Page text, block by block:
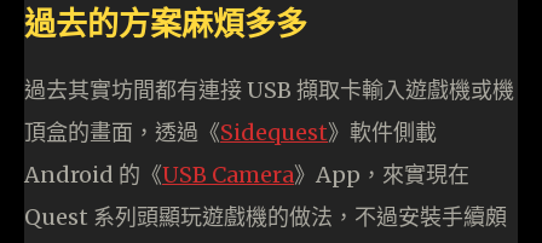
過去的方案麻煩多多
過去其實坊間都有連接 USB 擷取卡輸入遊戲機或機
頂盒的畫面，透過《Sidequest》軟件側載
Android 的《USB Camera》App，來實現在
Quest 系列頭顯玩遊戲機的做法，不過安裝手續頗